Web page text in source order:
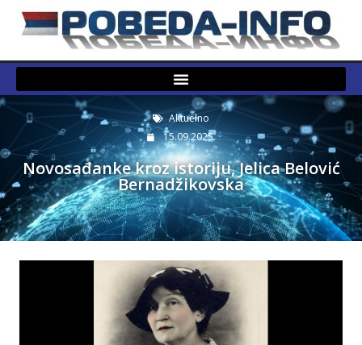
Aktuelno
15.09.2025.
Novosađanke kroz istoriju, Jelica Belović
Bernadžikovska